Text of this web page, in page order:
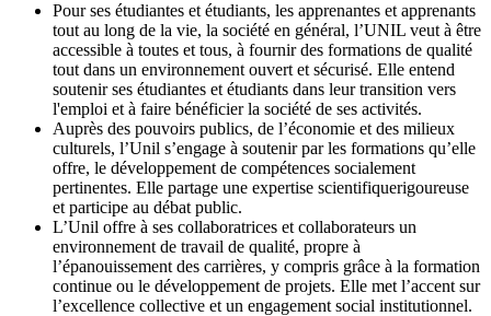
Pour ses étudiantes et étudiants, les apprenantes et apprenants
tout au long de la vie, la société en général, l’UNIL veut à être
accessible à toutes et tous, à fournir des formations de qualité
tout dans un environnement ouvert et sécurisé. Elle entend
soutenir ses étudiantes et étudiants dans leur transition vers
l'emploi et à faire bénéficier la société de ses activités.
Auprès des pouvoirs publics, de l’économie et des milieux
culturels, l’Unil s’engage à soutenir par les formations qu’elle
offre, le développement de compétences socialement
pertinentes. Elle partage une expertise scientifiquerigoureuse
et participe au débat public.
L’Unil offre à ses collaboratrices et collaborateurs un
environnement de travail de qualité, propre à
l’épanouissement des carrières, y compris grâce à la formation
continue ou le développement de projets. Elle met l’accent sur
l’excellence collective et un engagement social institutionnel.